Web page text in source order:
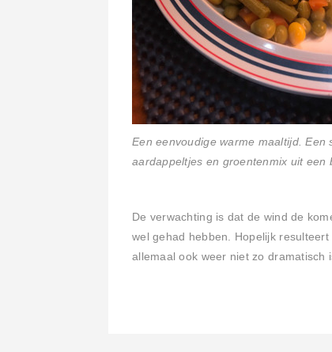
Een eenvoudige warme maaltijd.
aardappeltjes en groentenmix uit een
De verwachting is dat de wind de
wel gehad hebben. Hopelijk
allemaal ook weer niet zo dramatisch